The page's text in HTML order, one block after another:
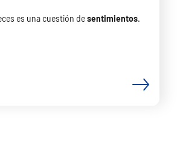
es una cuestión desentimientos.